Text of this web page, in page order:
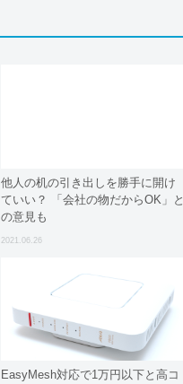
他人の机の引き出しを勝手に開け
ていい？ 「会社の物だからOK」と
の意見も
2021.06.26
EasyMesh対応で1万円以下と高コ